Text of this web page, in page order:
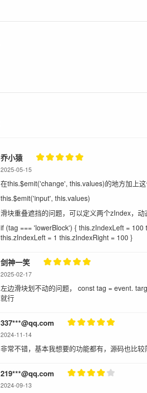
乔小猿
2025-05-15
在this.$emit('change', this.values)的地方加上
this.$emit('input', this.values)
滑块重叠遮挡的问题，可以定义两个zIndex，
if (tag === 'lowerBlock') { this.zIndexLeft =
this.zIndexLeft = 1 this.zIndexRight = 100 }
剑神一笑
2025-02-17
左边滑块划不动的问题， const tag = event.
就行
337***@qq.com
2024-11-14
非常不错，基本我想要的功能都有，源码也比
219***@qq.com
2024-09-13